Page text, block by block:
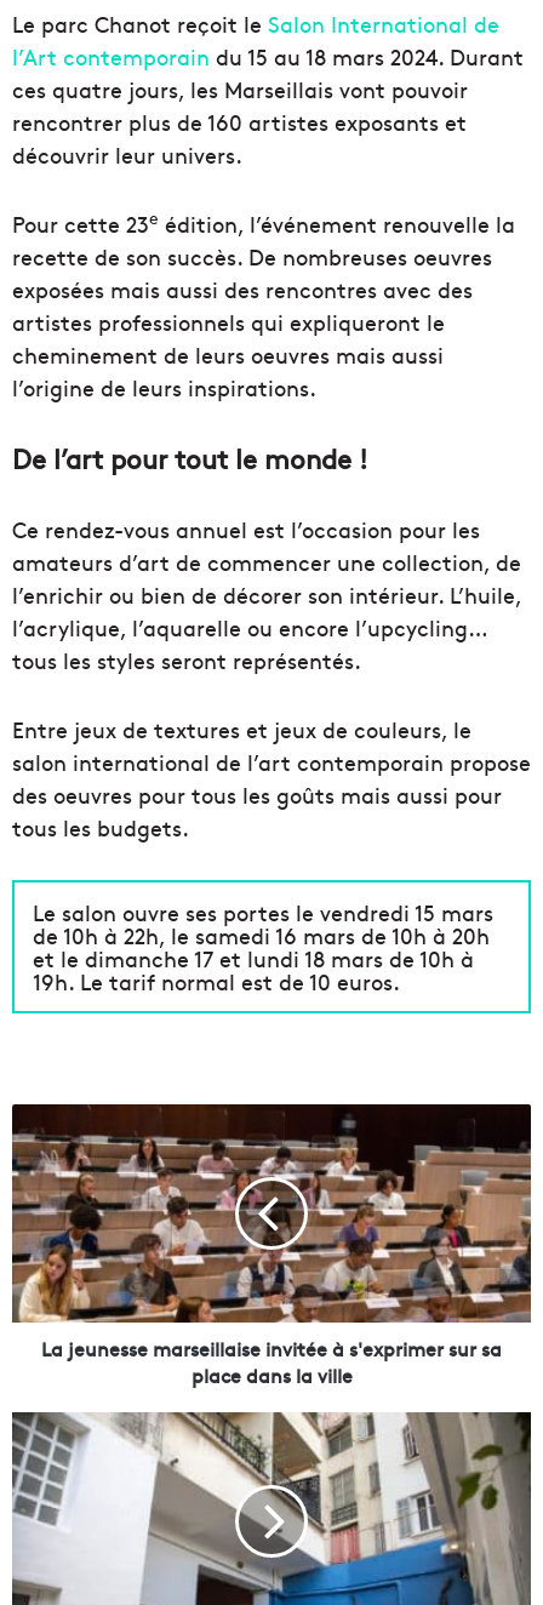
Le parc Chanot reçoit le Salon International de
l’Art contemporain du 15 au 18 mars 2024. Durant
ces quatre jours, les Marseillais vont pouvoir
rencontrer plus de 160 artistes exposants et
découvrir leur univers.
Pour cette 23e édition, l’événement renouvelle la
recette de son succès. De nombreuses oeuvres
exposées mais aussi des rencontres avec des
artistes professionnels qui expliqueront le
cheminement de leurs oeuvres mais aussi
l’origine de leurs inspirations.
De l’art pour tout le monde !
Ce rendez-vous annuel est l’occasion pour les
amateurs d’art de commencer une collection, de
l’enrichir ou bien de décorer son intérieur. L’huile,
l’acrylique, l’aquarelle ou encore l’upcycling…
tous les styles seront représentés.
Entre jeux de textures et jeux de couleurs, le
salon international de l’art contemporain propose
des oeuvres pour tous les goûts mais aussi pour
tous les budgets.
Le salon ouvre ses portes le vendredi 15 mars
de 10h à 22h, le samedi 16 mars de 10h à 20h
et le dimanche 17 et lundi 18 mars de 10h à
19h. Le tarif normal est de 10 euros.
a
j
e
u
n
e
s
s
r
s
e
i
l
a
La jeunesse marseillaise invitée à s'exprimer sur sa
place dans la ville
U
n
n
o
e